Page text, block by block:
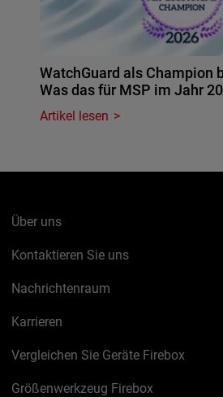
WatchGuard als Champion
Was das für MSP im Jahr
Artikel lesen
Über uns
Kontaktieren Sie uns
Nachrichtenraum
Karrieren
Vergleichen Sie Geräte Firebox
Größenwerkzeug Firebox